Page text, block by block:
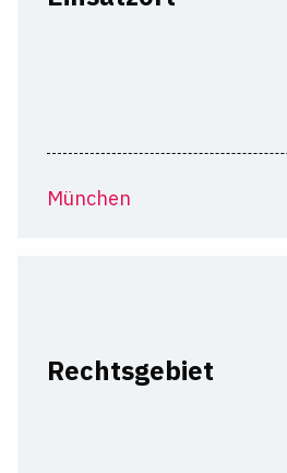
München
Rechtsgebiet